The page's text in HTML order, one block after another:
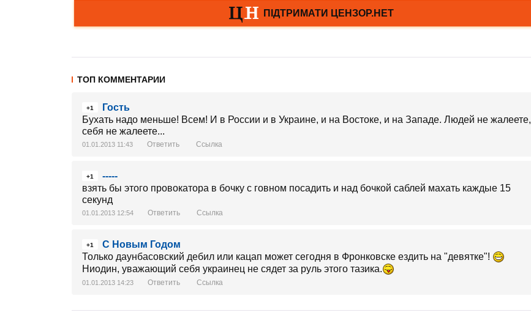
ТОП КОММЕНТАРИИ
+1
Гость
Бухать надо меньше! Всем! И в России и в Украине, и на Востоке, и на Западе. Людей не жалеете,
себя не жалеете...
01.01.2013 11:43 Ответить Ссылка
+1
-----
взять бы этого провокатора в бочку с говном посадить и над бочкой саблей махать каждые 15
секунд
01.01.2013 12:54 Ответить Ссылка
+1
С Новым Годом
Только даунбасовский дебил или кацап может сегодня в Фронковске ездить на "девятке"!
Ниодин, уважающий себя украинец не сядет за руль этого тазика.
01.01.2013 14:23 Ответить Ссылка